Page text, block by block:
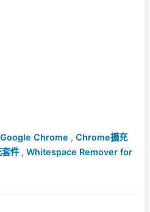
Google Chrome , Chrome擴充
件, Whitespace Remover for